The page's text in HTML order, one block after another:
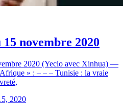
novembre 2020
2020 (Yeclo avec Xinhua) —
» : – – – Tunisie : la vraie
2020